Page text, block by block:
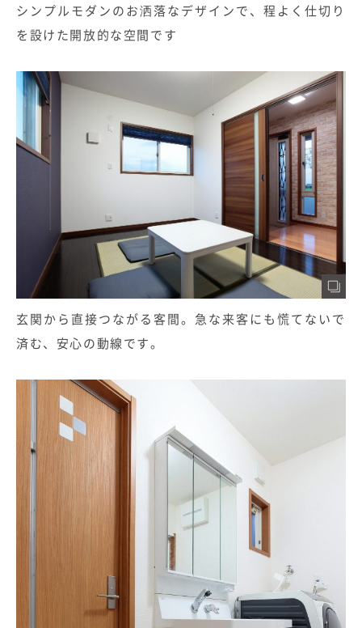
シンプルモダンのお洒落なデザインで、程よく仕切り
を設けた開放的な空間です
玄関から直接つながる客間。急な来客にも慌てないで
済む、安心の動線です。